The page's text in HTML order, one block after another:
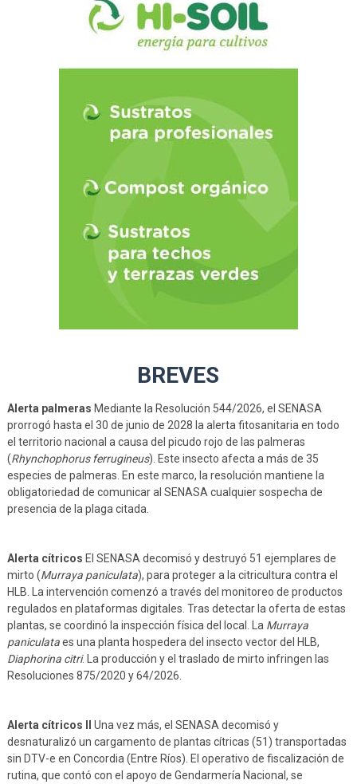
BREVES
Alerta palmeras Mediante la Resolución 544/2026, el SENASA
prorrogó hasta el 30 de junio de 2028 la alerta fitosanitaria en todo
el territorio nacional a causa del picudo rojo de las palmeras
(Rhynchophorus ferrugineus). Este insecto afecta a más de 35
especies de palmeras. En este marco, la resolución mantiene la
obligatoriedad de comunicar al SENASA cualquier sospecha de
presencia de la plaga citada.
Alerta cítricos El SENASA decomisó y destruyó 51 ejemplares de
mirto (Murraya paniculata), para proteger a la citricultura contra el
HLB. La intervención comenzó a través del monitoreo de productos
regulados en plataformas digitales. Tras detectar la oferta de estas
plantas, se coordinó la inspección física del local. La Murraya
paniculataes una planta hospedera del insecto vector del HLB,
Diaphorina citri. La producción y el traslado de mirto infringen las
Resoluciones 875/2020 y 64/2026.
Alerta cítricos II Una vez más, el SENASA decomisó y
desnaturalizó un cargamento de plantas cítricas (51) transportadas
sin DTV-e en Concordia (Entre Ríos). El operativo de fiscalización de
rutina, que contó con el apoyo de Gendarmería Nacional, se